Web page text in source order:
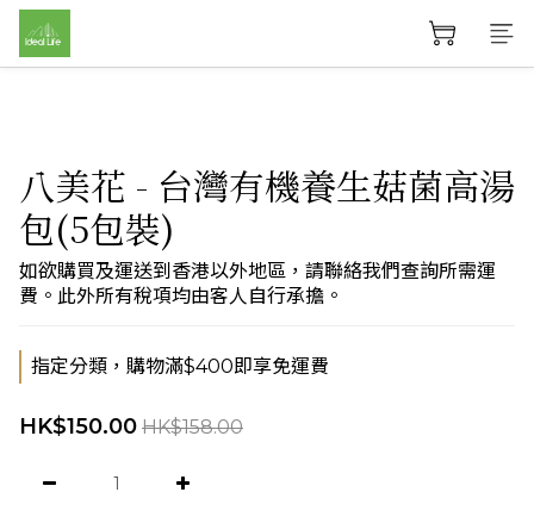
八美花 - 台灣有機養生菇菌高湯
包(5包裝)
如欲購買及運送到香港以外地區，請聯絡我們查詢所需運
費。此外所有稅項均由客人自行承擔。
指定分類，購物滿$400即享免運費
HK$150.00 HK$158.00